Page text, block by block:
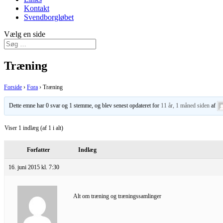
Kontakt
Svendborgløbet
Vælg en side
Træning
Forside › Fora › Træning
Dette emne har 0 svar og 1 stemme, og blev senest opdateret for 11 år, 1 måned siden af
Viser 1 indlæg (af 1 i alt)
Forfatter Indlæg
16. juni 2015 kl. 7:30
Alt om træning og træningssamlinger